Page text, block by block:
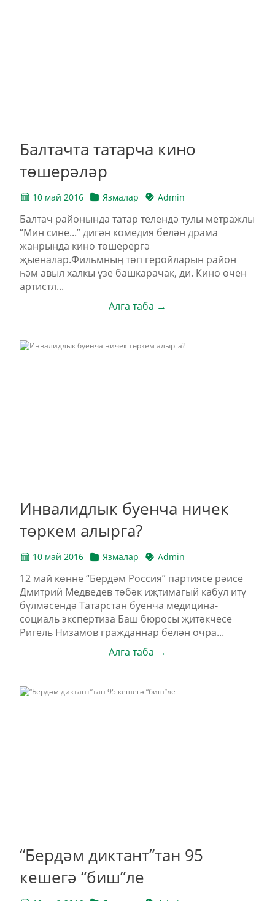
Балтачта татарча кино
төшерәләр
10 май 2016 Язмалар Admin
Балтач районында татар телендә тулы метражлы
“Мин сине...” дигән комедия белән драма
жанрында кино төшерергә
җыеналар.Фильмның төп геройларын район
һәм авыл халкы үзе башкарачак, ди. Кино өчен
артистл...
Алга таба →
Инвалидлык буенча ничек
төркем алырга?
10 май 2016 Язмалар Admin
12 май көнне “Бердәм Россия” партиясе рәисе
Дмитрий Медведев төбәк иҗтимагый кабул итү
бүлмәсендә Татарстан буенча медицина-
социаль экспертиза Баш бюросы җитәкчесе
Ригель Низамов гражданнар белән очра...
Алга таба →
“Бердәм диктант”тан 95
кешегә “биш”ле